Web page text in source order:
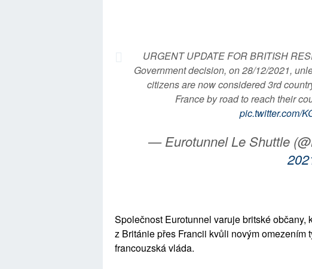
URGENT UPDATE FOR BRITISH
Government decision, on 28/12/2021,
citizens are now considered 3rd
France by road to reach their
pic.twitter.com/
— Eurotunnel Le Shuttle
Společnost Eurotunnel varuje britské
z Británie přes Francii kvůli novým
francouzská vláda.